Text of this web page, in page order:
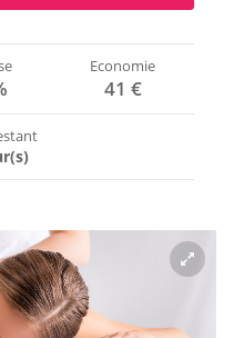
Economie
41 €